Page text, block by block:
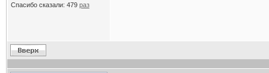
Спасибо сказали: 479 раз